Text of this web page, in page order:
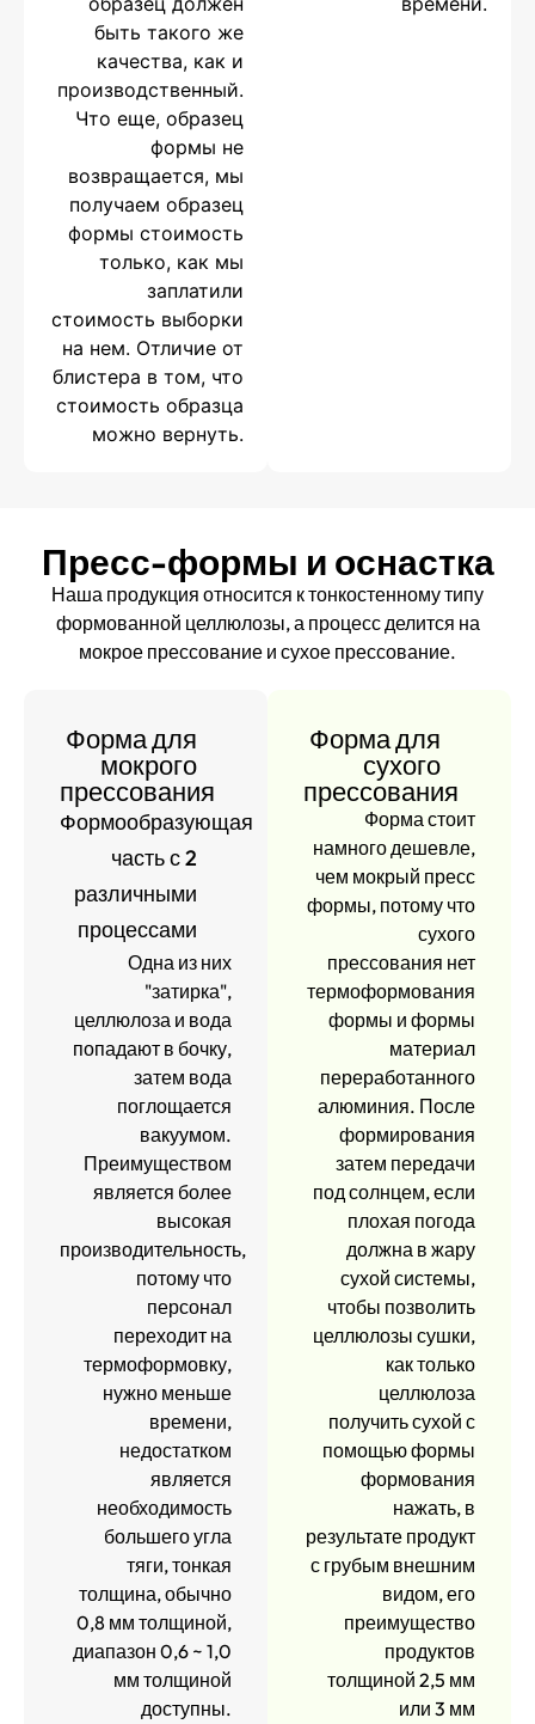
быть такого же
качества, как и
производственный.
Что еще, образец
формы не
возвращается, мы
получаем образец
формы стоимость
только, как мы
заплатили
стоимость выборки
на нем. Отличие от
блистера в том, что
стоимость образца
можно вернуть.
Пресс-формы и оснастка
Наша продукция относится к тонкостенному типу
формованной целлюлозы, а процесс делится на
мокрое прессование и сухое прессование.
Форма для
мокрого
прессования
Формообразующая
часть с 2
различными
процессами
Одна из них
"затирка",
целлюлоза и вода
попадают в бочку,
затем вода
поглощается
вакуумом.
Преимуществом
является более
высокая
производительность,
потому что
персонал
переходит на
термоформовку,
нужно меньше
времени,
недостатком
является
необходимость
большего угла
тяги, тонкая
толщина, обычно
0,8 мм толщиной,
диапазон 0,6 ~ 1,0
мм толщиной
доступны.
Форма для
сухого
прессования
Форма стоит
намного дешевле,
чем мокрый пресс
формы, потому что
сухого
прессования нет
термоформования
формы и формы
материал
переработанного
алюминия. После
формирования
затем передачи
под солнцем, если
плохая погода
должна в жару
сухой системы,
чтобы позволить
целлюлозы сушки,
как только
целлюлоза
получить сухой с
помощью формы
формования
нажать, в
результате продукт
с грубым внешним
видом, его
преимущество
продуктов
толщиной 2,5 мм
или 3 мм